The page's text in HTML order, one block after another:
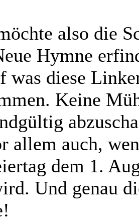
also die
Hymne
was diese
Keine
allem auch,
dem 1.
Und genau